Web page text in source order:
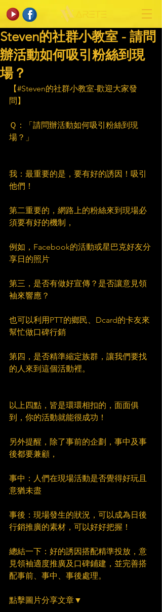
Steven的社群小教室 - 請問
辦活動如何吸引粉絲到現
場？
【#Steven的社群小教室-歡迎大家發
問】
Ｑ：「請問辦活動如何吸引粉絲到現
場？」
我：最重要的是，要有好的誘因！吸引
他們！
第二重要的，網路上的粉絲來到現場必
須要有好的機制，
例如，Facebook的活動或星巴克好友分
享日的照片
第三，是否有做好宣傳？是否讓意見領
袖來響應？
也可以利用PTT的鄉民、Dcard的卡友來
幫忙做口碑行銷
第四，是否精準縮定族群，讓我們要找
的人來到這個活動裡。
以上四點，皆是環環相扣的，面面俱
到，你的活動就能很成功！
另外提醒，除了事前的企劃，事中及事
後都要兼顧，
事中：人們在現場活動是否覺得好玩且
意猶未盡
事後：現場發生的狀況，可以成為日後
行銷推廣的素材，可以好好把握！
總結一下：好的誘因搭配精準投放，意
見領袖適度推廣及口碑鋪建，並完善搭
配事前、事中、事後處理。
點擊圖片分享文章▼